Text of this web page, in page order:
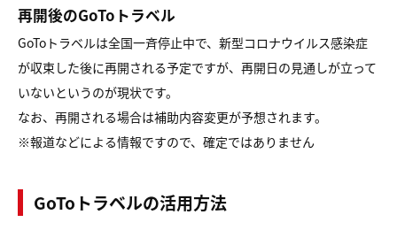
再開後のGoToトラベル
GoToトラベルは全国一斉停止中で、新型コロナウイルス感染症
が収束した後に再開される予定ですが、再開日の見通しが立って
いないというのが現状です。
なお、再開される場合は補助内容変更が予想されます。
※報道などによる情報ですので、確定ではありません
GoToトラベルの活用方法